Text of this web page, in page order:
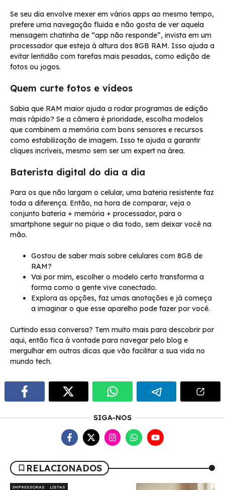
Se seu dia envolve mexer em vários apps ao mesmo tempo,
prefere uma navegação fluida e não gosta de ver aquela
mensagem chatinha de “app não responde”, invista em um
processador que esteja à altura dos 8GB RAM. Isso ajuda a
evitar lentidão com tarefas mais pesadas, como edição de
fotos ou jogos.
Quem curte fotos e vídeos
Sabia que RAM maior ajuda a rodar programas de edição
mais rápido? Se a câmera é prioridade, escolha modelos
que combinem a memória com bons sensores e recursos
como estabilização de imagem. Isso te ajuda a garantir
cliques incríveis, mesmo sem ser um expert na área.
Baterista digital do dia a dia
Para os que não largam o celular, uma bateria resistente faz
toda a diferença. Então, na hora de comparar, veja o
conjunto bateria + memória + processador, para o
smartphone seguir no pique o dia todo, sem deixar você na
mão.
Gostou de saber mais sobre celulares com 8GB de
RAM?
Vai por mim, escolher o modelo certo transforma a
forma como a gente vive conectado.
Explora as opções, faz umas anotações e já começa
a imaginar o que esse aparelho pode fazer por você.
Curtindo essa conversa? Tem muito mais para descobrir por
aqui, então fica à vontade para navegar pelo blog e
mergulhar em outras dicas que vão facilitar a sua vida no
mundo tech.
SIGA-NOS
RELACIONADOS
IMPRESSORAS LISTAS